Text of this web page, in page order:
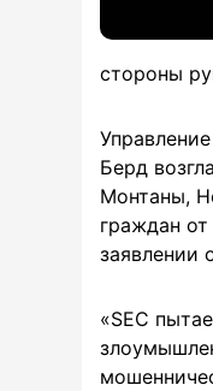
стороны
Берд
Монтаны,
граждан
заявлении
«SEC